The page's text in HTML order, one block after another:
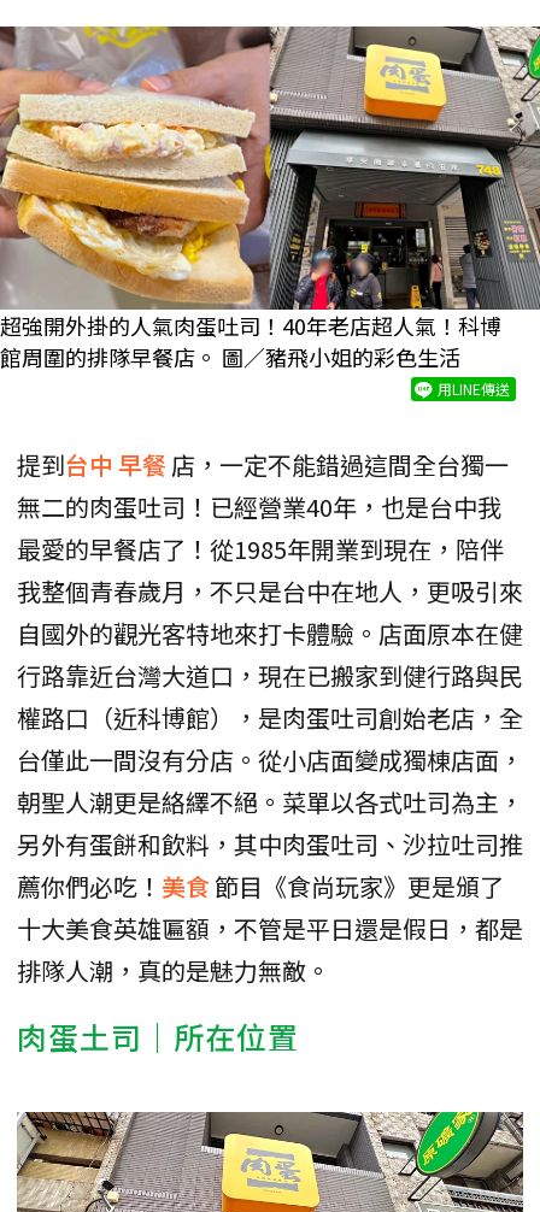
超強開外掛的人氣肉蛋吐司！40年老店超人氣！科博
館周圍的排隊早餐店。 圖／豬飛小姐的彩色生活
用LINE傳送
提到台中 早餐店，一定不能錯過這間全台獨一
無二的肉蛋吐司！已經營業40年，也是台中我
最愛的早餐店了！從1985年開業到現在，陪伴
我整個青春歲月，不只是台中在地人，更吸引來
自國外的觀光客特地來打卡體驗。店面原本在健
行路靠近台灣大道口，現在已搬家到健行路與民
權路口（近科博館），是肉蛋吐司創始老店，全
台僅此一間沒有分店。從小店面變成獨棟店面，
朝聖人潮更是絡繹不絕。菜單以各式吐司為主，
另外有蛋餅和飲料，其中肉蛋吐司、沙拉吐司推
薦你們必吃！ 美食節目《食尚玩家》更是頒了
十大美食英雄匾額，不管是平日還是假日，都是
排隊人潮，真的是魅力無敵。
肉蛋土司｜所在位置